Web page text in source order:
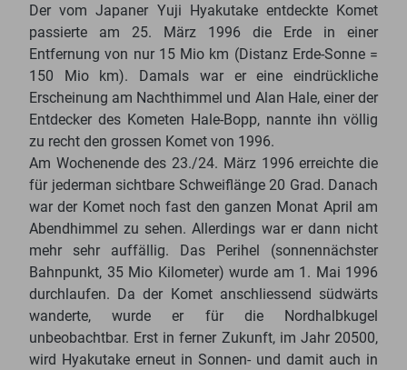
Der vom Japaner Yuji Hyakutake entdeckte Komet
passierte am 25. März 1996 die Erde in einer
Entfernung von nur 15 Mio km (Distanz Erde-Sonne =
150 Mio km). Damals war er eine eindrückliche
Erscheinung am Nachthimmel und Alan Hale, einer der
Entdecker des Kometen Hale-Bopp, nannte ihn völlig
zu recht den grossen Komet von 1996.
Am Wochenende des 23./24. März 1996 erreichte die
für jederman sichtbare Schweiflänge 20 Grad. Danach
war der Komet noch fast den ganzen Monat April am
Abendhimmel zu sehen. Allerdings war er dann nicht
mehr sehr auffällig. Das Perihel (sonnennächster
Bahnpunkt, 35 Mio Kilometer) wurde am 1. Mai 1996
durchlaufen. Da der Komet anschliessend südwärts
wanderte, wurde er für die Nordhalbkugel
unbeobachtbar. Erst in ferner Zukunft, im Jahr 20500,
wird Hyakutake erneut in Sonnen- und damit auch in